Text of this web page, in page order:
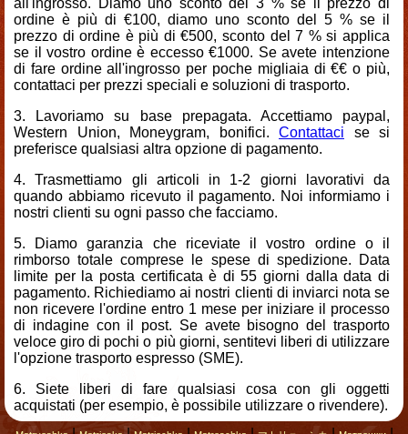
all'ingrosso. Diamo uno sconto del 3 % se il prezzo di
ordine è più di €100, diamo uno sconto del 5 % se il
prezzo di ordine è più di €500, sconto del 7 % si applica
se il vostro ordine è eccesso €1000. Se avete intenzione
di fare ordine all'ingrosso per poche migliaia di €€ o più,
contattaci per prezzi speciali e soluzioni di trasporto.
Lavoriamo su base prepagata. Accettiamo paypal,
Western Union, Moneygram, bonifici. Contattaci se si
preferisce qualsiasi altra opzione di pagamento.
Trasmettiamo gli articoli in 1-2 giorni lavorativi da
quando abbiamo ricevuto il pagamento. Noi informiamo i
nostri clienti su ogni passo che facciamo.
Diamo garanzia che riceviate il vostro ordine o il
rimborso totale comprese le spese di spedizione. Data
limite per la posta certificata è di 55 giorni dalla data di
pagamento. Richiediamo ai nostri clienti di inviarci nota se
non ricevere l'ordine entro 1 mese per iniziare il processo
di indagine con il post. Se avete bisogno del trasporto
veloce giro di pochi o più giorni, sentitevi liberi di utilizzare
l'opzione trasporto espresso (SME).
Siete liberi di fare qualsiasi cosa con gli oggetti
acquistati (per esempio, è possibile utilizzare o rivendere).